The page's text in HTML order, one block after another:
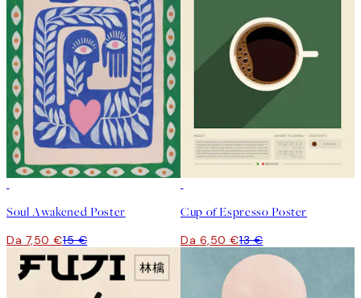
Soul Awakened Poster
Da 7,50 €15 €
Cup of Espresso Poster
Da 6,50 €13 €